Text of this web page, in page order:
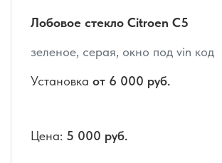
Лобовое стекло Citroen C5
зеленое, серая, окно под vin код
Установка от 6 000 руб.
Цена: 5 000 руб.